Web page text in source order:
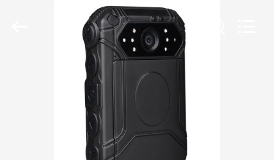
ΠΡΟΪΌΝΤΑ